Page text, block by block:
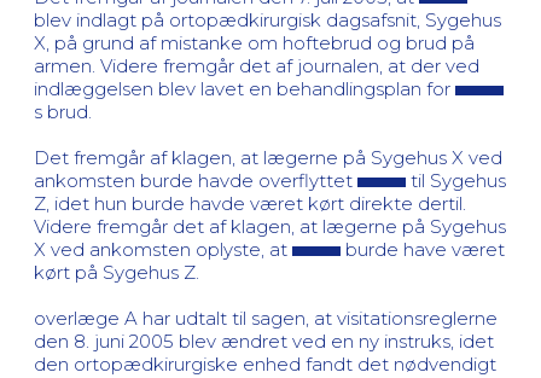
blev indlagt på ortopædkirurgisk dagsafsnit, Sygehus
X, på grund af mistanke om hoftebrud og brud på
armen. Videre fremgår det af journalen, at der ved
indlæggelsen blev lavet en behandlingsplan for
s brud.
Det fremgår af klagen, at lægerne på Sygehus X ved
ankomsten burde havde overflyttet
til Sygehus
Z, idet hun burde havde været kørt direkte dertil.
Videre fremgår det af klagen, at lægerne på Sygehus
X ved ankomsten oplyste, at
burde have været
kørt på Sygehus Z.
overlæge A har udtalt til sagen, at visitationsreglerne
den 8. juni 2005 blev ændret ved en ny instruks, idet
den ortopædkirurgiske enhed fandt det nødvendigt